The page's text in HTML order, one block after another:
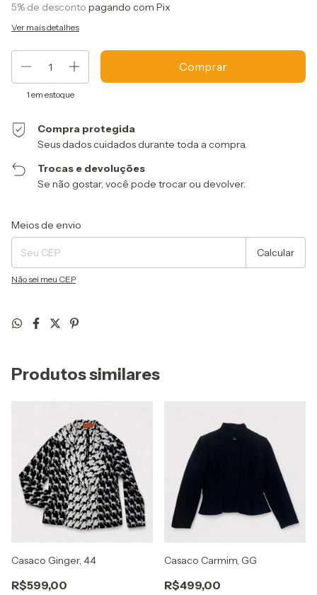
5% de desconto pagando com Pix
Ver mais detalhes
1 em estoque
Compra protegida
Seus dados cuidados durante toda a compra.
Trocas e devoluções
Se não gostar, você pode trocar ou devolver.
Entregas para o CEP:
Meios de envio
Calcular
Não sei meu CEP
Produtos similares
Casaco Ginger, 44
R$599,00
Casaco Carmim, GG
R$499,00